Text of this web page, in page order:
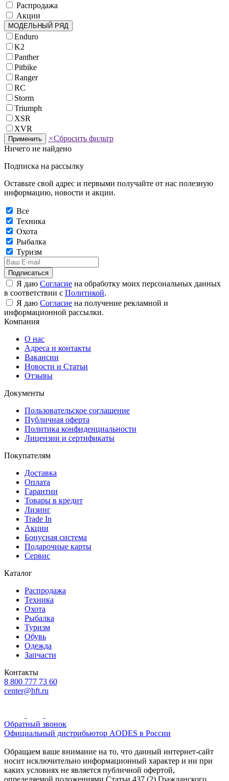
Распродажа
Акции
МОДЕЛЬНЫЙ РЯД
Enduro
K2
Panther
Pitbike
Ranger
RC
Storm
Triumph
XSR
XVR
Применить ×Сбросить фильтр
Ничего не найдено
Подписка на рассылку
Оставьте свой адрес и первыми получайте от нас полезную
информацию, новости и акции.
Все
Техника
Охота
Рыбалка
Туризм
Подписаться
Я даю Согласие на обработку моих персональных данных
в соответствии с Политикой.
Я даю Согласие на получение рекламной и
информационной рассылки.
Компания
О нас
Адреса и контакты
Вакансии
Новости и Статьи
Отзывы
Документы
Пользовательское соглашение
Публичная оферта
Политика конфиденциальности
Лицензии и сертификаты
Покупателям
Доставка
Оплата
Гарантии
Товары в кредит
Лизинг
Trade In
Акции
Бонусная система
Подарочные карты
Сервис
Каталог
Распродажа
Техника
Охота
Рыбалка
Туризм
Обувь
Одежда
Запчасти
Контакты
8 800 777 73 60
center@hft.ru
Обратный звонок
Официальный дистрибьютор AODES в России
Обращаем ваше внимание на то, что данный интернет-сайт
носит исключительно информационный характер и ни при
каких условиях не является публичной офертой,
определяемой положениями Статьи 437 (2) Гражданского